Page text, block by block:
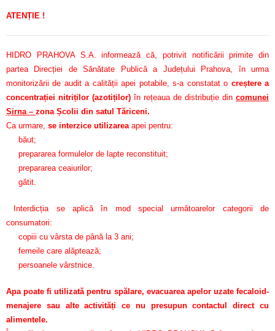
ATENȚIE !
HIDRO PRAHOVA S.A. informează că, potrivit notificării primite din
partea Direcției de Sănătate Publică a Județului Prahova, în urma
monitorizării de audit a calității apei potabile, s-a constatat o creștere a
concentrației nitriților (azotiților) în rețeaua de distribuție din comunei
Șirna – zona Școlii din satul Tăriceni.
Ca urmare, se interzice utilizarea apei pentru:
băut;
prepararea formulelor de lapte reconstituit;
prepararea ceaiurilor;
gătit.
Interdicția se aplică în mod special următoarelor categorii de
consumatori:
copiii cu vârsta de până la 3 ani;
femeile care alăptează;
persoanele vârstnice.
Apa poate fi utilizată pentru spălare, evacuarea apelor uzate fecaloid-
menajere sau alte activități ce nu presupun contactul direct cu
alimentele.